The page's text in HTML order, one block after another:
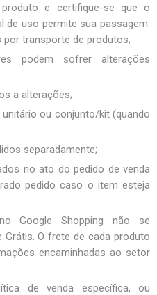
e certifique-se que o
de uso permite sua passagem.
transporte de produtos;
podem sofrer alterações
a alterações;
ou conjunto/kit (quando
separadamente;
no ato do pedido de venda
pedido caso o item esteja
Google Shopping não se
Grátis. O frete de cada produto
encaminhadas ao setor
de venda específica, ou